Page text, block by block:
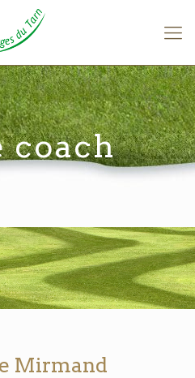
coach
Mirmand